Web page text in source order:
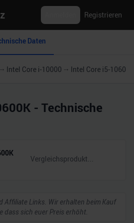
Registrieren
Daten
Intel Core i-10000 Intel Core i5-10600K
- Technische
Affiliate Links. Wir erhalten beim Kauf
dass sich euer Preis erhöht.